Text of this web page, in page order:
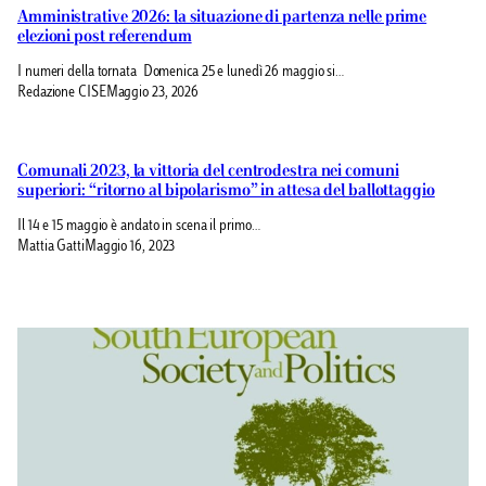
Amministrative 2026: la situazione di partenza nelle prime
elezioni post referendum
I numeri della tornata Domenica 25 e lunedì 26 maggio si…
Redazione CISEMaggio 23, 2026
Comunali 2023, la vittoria del centrodestra nei comuni
superiori: “ritorno al bipolarismo” in attesa del ballottaggio
Il 14 e 15 maggio è andato in scena il primo…
Mattia Gatti Maggio 16, 2023